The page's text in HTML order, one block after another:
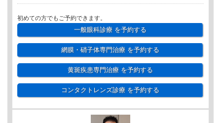
初めての方でもご予約できます。
一般眼科診療を予約する
網膜・硝子体専門治療を予約する
黄斑疾患専門治療を予約する
コンタクトレンズ診療を予約する